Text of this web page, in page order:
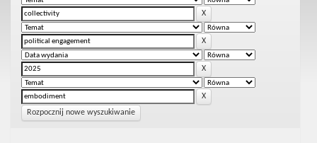
Rozpocznij nowe wyszukiwanie